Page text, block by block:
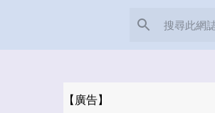
【廣告】